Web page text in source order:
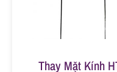
n
Thay Mặt Kính